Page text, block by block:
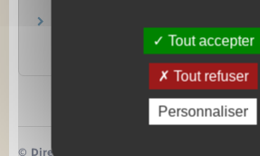
© Direction de l’information légale et
Tout accepter
Tout refuser
Personnaliser